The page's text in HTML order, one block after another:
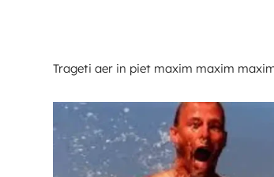
Trageti aer in piet maxim maxim